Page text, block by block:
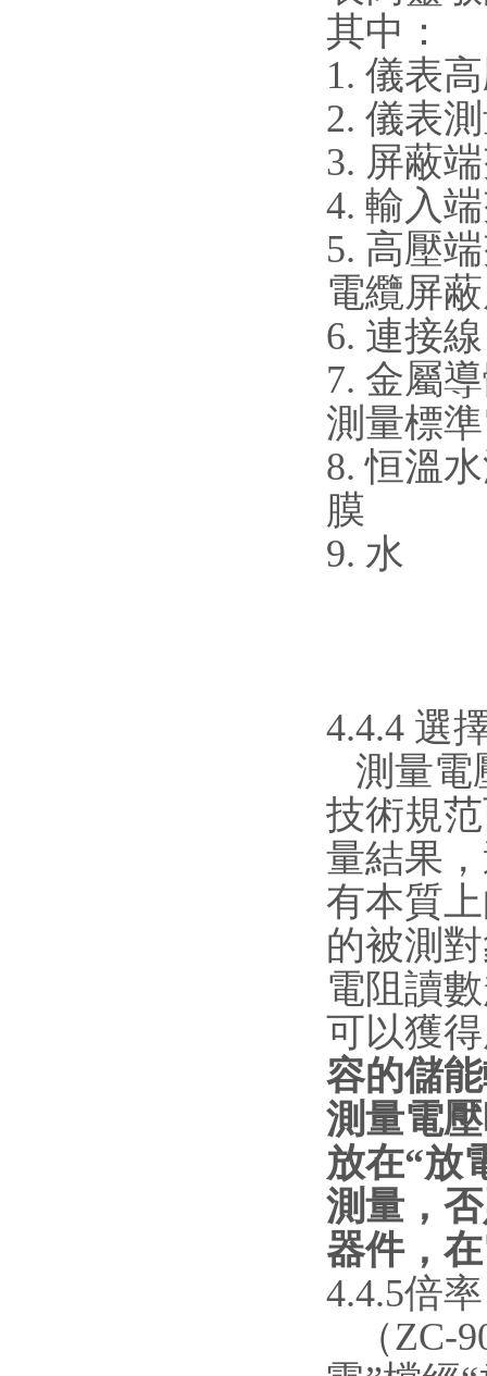
其中：
1. 儀
2. 儀
3. 屏
4. 輸
5. 高壓
電纜屏
6.
7. 金
測量標
8. 恒溫
膜
9.
4.4.4 選
測量電
技術規
量結果
有本質
的被測
電阻讀
可以獲
容的儲
測量電
放在“放
測量，
器件，
4.4.5倍
（ZC-